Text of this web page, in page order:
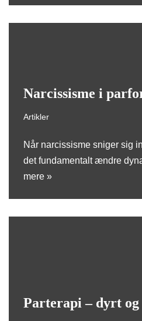
Narcissisme i
Artikler
Når narcissisme sniger sig
det fundamentalt ændre
mere »
Parterapi – dyrt